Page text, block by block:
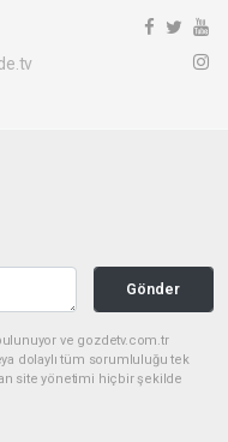
Gönder
ve gozdetv.com.tr
dolaylı tüm sorumluluğu tek
site yönetimi hiçbir şekilde